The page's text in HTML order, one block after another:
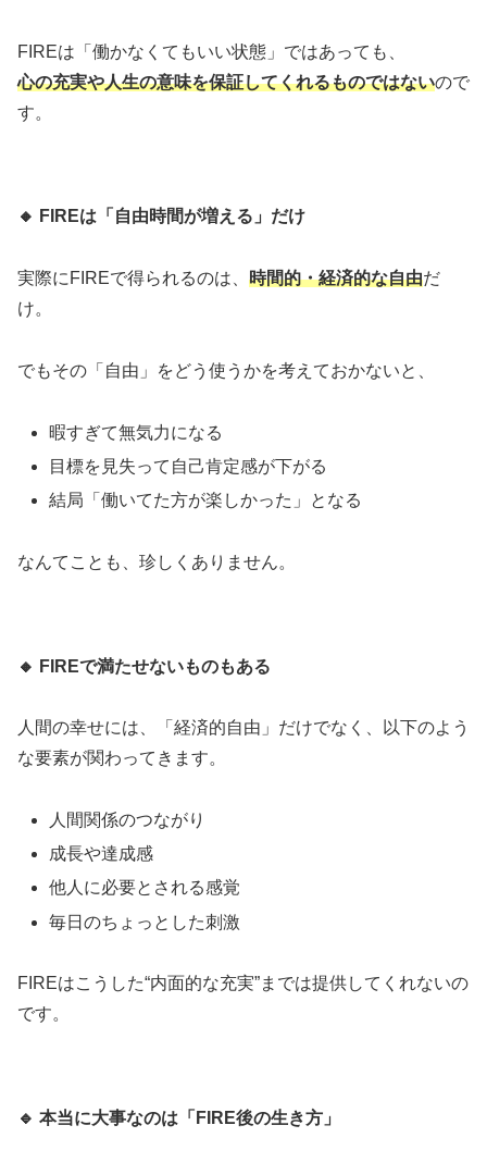
FIREは「働かなくてもいい状態」ではあっても、
心の充実や人生の意味を保証してくれるものではないので
す。
🔸 FIREは「自由時間が増える」だけ
実際にFIREで得られるのは、 時間的・経済的な自由だ
け。
でもその「自由」をどう使うかを考えておかないと、
暇すぎて無気力になる
目標を見失って自己肯定感が下がる
結局「働いてた方が楽しかった」となる
なんてことも、珍しくありません。
🔸 FIREで満たせないものもある
人間の幸せには、「経済的自由」だけでなく、以下のよう
な要素が関わってきます。
人間関係のつながり
成長や達成感
他人に必要とされる感覚
毎日のちょっとした刺激
FIREはこうした“内面的な充実”までは提供してくれないの
です。
🔹 本当に大事なのは「FIRE後の生き方」